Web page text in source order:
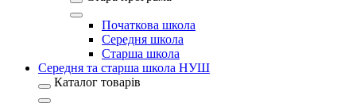
Початкова школа
Середня школа
Старша школа
Середня та старша школа НУШ
Каталог товарів